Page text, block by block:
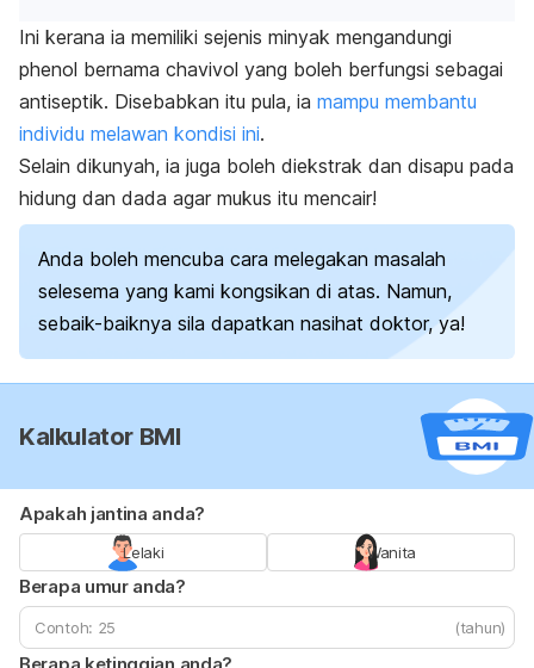
Ini kerana ia memiliki sejenis minyak mengandungi
phenol bernama chavivol yang boleh berfungsi sebagai
antiseptik. Disebabkan itu pula, ia mampu membantu
individu melawan kondisi ini.
Selain dikunyah, ia juga boleh diekstrak dan disapu pada
hidung dan dada agar mukus itu mencair!
Anda boleh mencuba cara melegakan masalah
selesema yang kami kongsikan di atas. Namun,
sebaik-baiknya sila dapatkan nasihat doktor, ya!
Kalkulator BMI
Apakah jantina anda?
Lelaki Wanita
Berapa umur anda?
(tahun)